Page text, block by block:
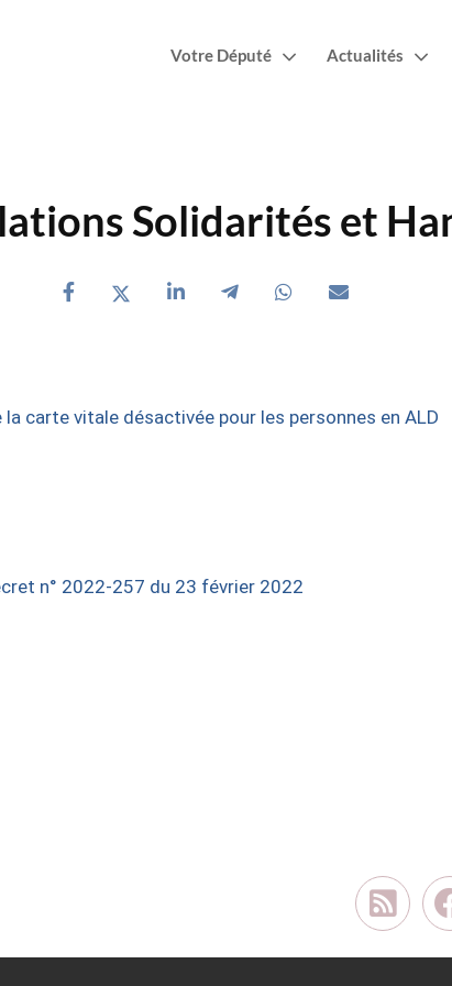
Votre Député Actualités
Solidarités et
carte vitale désactivée pour les personnes en ALD
n° 2022-257 du 23 février 2022
Flux